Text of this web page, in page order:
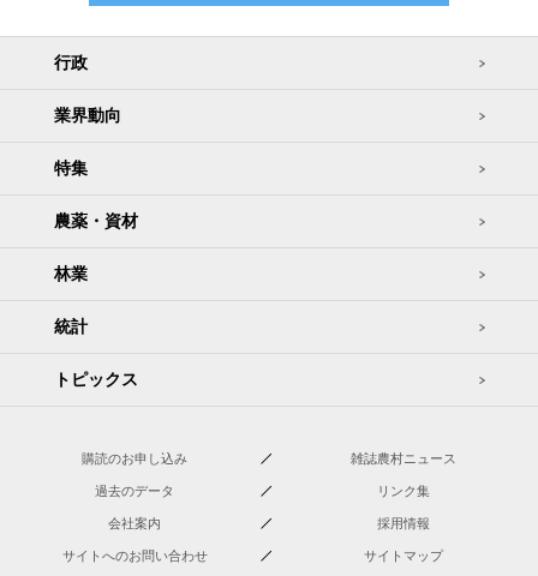
行政
業界動向
特集
農薬・資材
林業
統計
トピックス
購読のお申し込み 雑誌農村ニュース
過去のデータ リンク集
会社案内 採用情報
サイトへのお問い合わせ サイトマップ